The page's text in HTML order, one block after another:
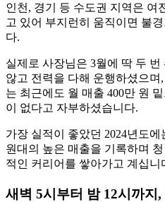
인천, 경기 등 수도권 지역은 여
고 있어 부지런히 움직이면 불
다.
실제로 사장님은 3월에 딱 두 번
않고 전력을 다해 운행하셨으
는 최근에도 월 매출 400만 원
이 없다고 자부하셨습니다.
가장 실적이 좋았던 2024년도
원대의 높은 매출을 기록하며
적인 커리어를 쌓아가고 계십니
새벽 5시부터 밤 12시까지